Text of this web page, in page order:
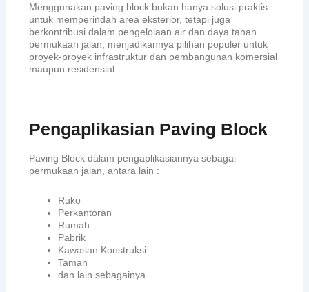
Menggunakan paving block bukan hanya solusi praktis
untuk memperindah area eksterior, tetapi juga
berkontribusi dalam pengelolaan air dan daya tahan
permukaan jalan, menjadikannya pilihan populer untuk
proyek-proyek infrastruktur dan pembangunan komersial
maupun residensial.
Pengaplikasian Paving Block
Paving Block dalam pengaplikasiannya sebagai
permukaan jalan, antara lain :
Ruko
Perkantoran
Rumah
Pabrik
Kawasan Konstruksi
Taman
dan lain sebagainya.